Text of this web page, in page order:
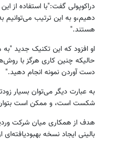
دراکوپولی گفت:‌"با استفاده از
دهیم،‌و به این ترتیب می‌‌توانیم
هستند."
او افزود که این تکنیک جدید
حالیکه چنین کاری هرگز با
دست آوردن نمونه انجام دهید."
به عبارت دیگر می‌توان بسیار
شکست است،‌ و ممکن است بتوان
بالینی ایجاد نسخه